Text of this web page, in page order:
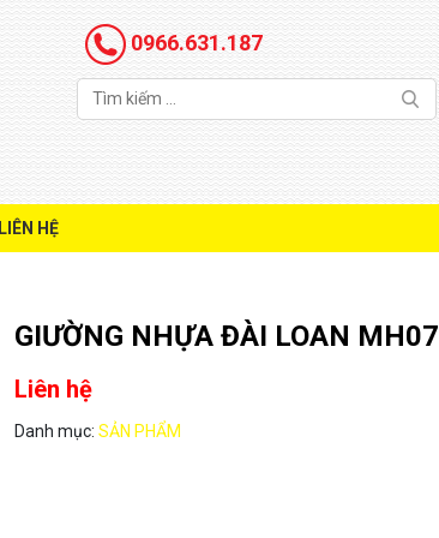
0966.631.187
LIÊN HỆ
GIƯỜNG NHỰA ĐÀI LOAN MH07
Liên hệ
Danh mục:SẢN PHẨM